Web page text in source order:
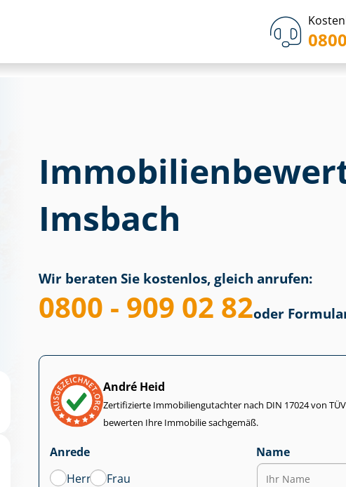
Imsbach
Wir beraten Sie kostenlos, gleich anrufen:
0800 - 909 02 82oder
André Heid
Zertifizierte Im­mo­bi­li­en­gut­ach­ter nach DIN 17024 von TÜV,
bewerten Ihre Immobilie sachgemäß.
Anrede
Herr
Frau
Name